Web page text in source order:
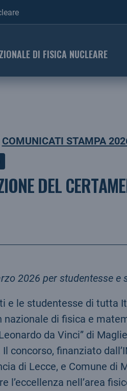
DI FISICA NUCLEARE
COMUNICATI STAMPA
DEL
2026 per studentesse e
e le studentesse di tutta
di fisica e
da Vinci” di
concorso, finanziato
di Lecce, e Comune di
l’eccellenza nell’area